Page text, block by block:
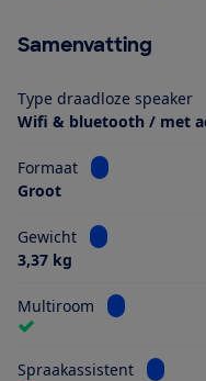
Samenvatting
Type draadloze speaker
Wifi & bluetooth / met
Formaat
Bekijk
Groot
Gewicht
Bekijk
3,37 kg
Multiroom Bekijk
Spraakassistent Bekijk